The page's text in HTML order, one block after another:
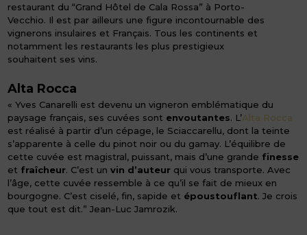
restaurant du “Grand Hôtel de Cala Rossa” à Porto-
Vecchio. Il est par ailleurs une figure incontournable des
vignerons insulaires et Français. Tous les continents et
notamment les restaurants les plus prestigieux
souhaitent ses vins.
Alta Rocca
« Yves Canarelli est devenu un vigneron emblématique du
paysage français, ses cuvées sont envoutantes. L’Alta Rocca
est réalisé à partir d’un cépage, le Sciaccarellu, dont la teinte
s’apparente à celle du pinot noir ou du gamay. L’équilibre de
cette cuvée est magistral, puissant, mais d’une grande finesse
et fraîcheur. C’est unvin d’auteur qui vous transporte. Avec
l’âge, cette cuvée ressemble à ce qu’il se fait de mieux en
bourgogne. C’est ciselé, fin, sapide et époustouflant. Je crois
que tout est dit.” Jean-Luc Jamrozik.